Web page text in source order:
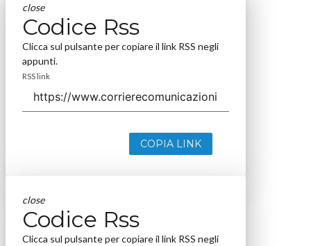
close
Codice Rss
Clicca sul pulsante per copiare il link RSS negli
appunti.
RSS link
COPIA LINK
close
Codice Rss
Clicca sul pulsante per copiare il link RSS negli